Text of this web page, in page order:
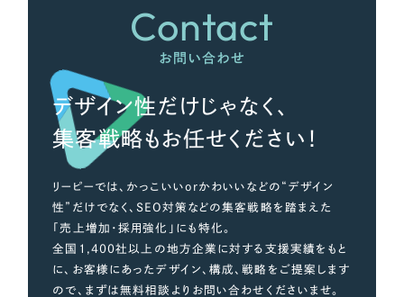
Contact
お問い合わせ
デザイン性だけじゃなく、
集客戦略もお任せください！
リーピーでは、かっこいいorかわいいなどの“デザイン
性”だけでなく、SEO対策などの集客戦略を踏まえた
「売上増加・採用強化」にも特化。
全国1,400社以上の地方企業に対する支援実績をもと
に、お客様にあったデザイン、構成、戦略をご提案します
ので、まずは無料相談よりお問い合わせくださいませ。